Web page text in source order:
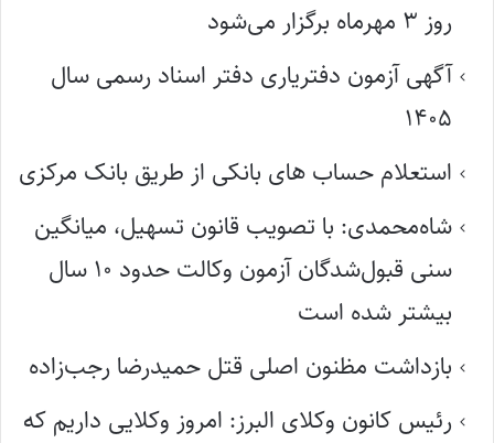
روز ۳ مهرماه برگزار می‌شود
آگهی آزمون دفتریاری دفتر اسناد رسمی سال
۱۴۰۵
استعلام حساب های بانکی از طریق بانک مرکزی
شاه‌محمدی: با تصویب قانون تسهیل، میانگین
سنی قبول‌شدگان آزمون وکالت حدود ۱۰ سال
بیشتر شده است
بازداشت مظنون اصلی قتل حمیدرضا رجب‌زاده
رئیس کانون وکلای البرز: امروز وکلایی داریم که